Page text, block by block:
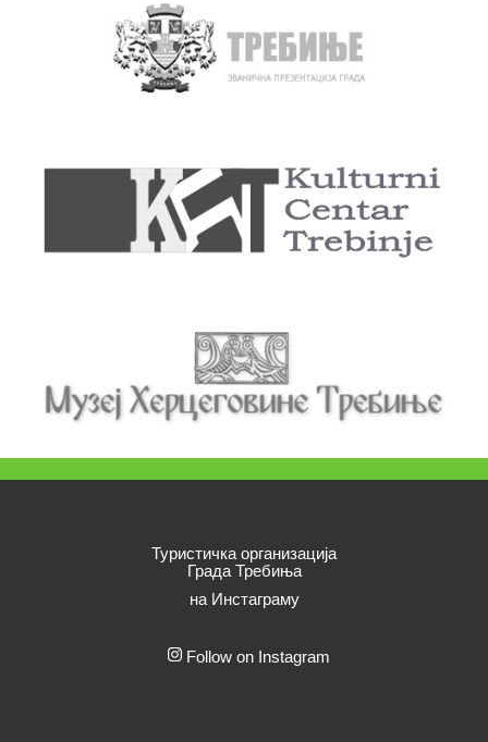
Туристичка организација
Града Требиња
на Инстаграму
Follow on Instagram